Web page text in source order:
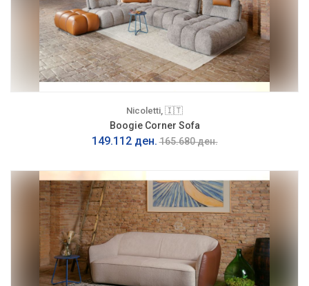
Nicoletti, 🇮🇹
Boogie Corner Sofa
149.112 ден. 165.680 ден.